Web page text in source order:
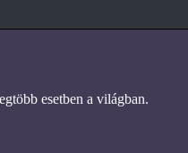
esetben a világban.